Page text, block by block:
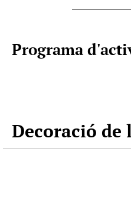
Programa
Decoració de